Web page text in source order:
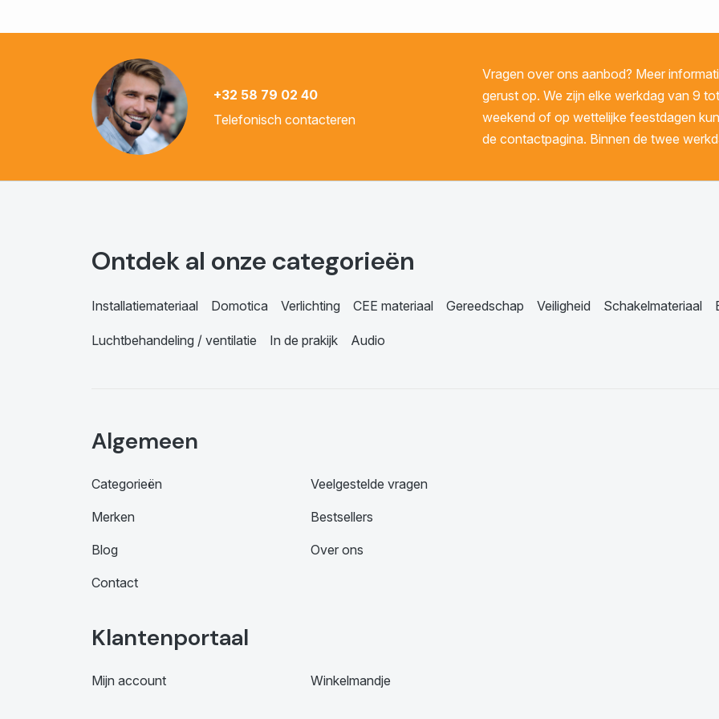
+32 58 79 02 40
Telefonisch contacteren
Vragen over ons aanbod? Meer
gerust op. We zijn elke werkdag van 9
weekend of op wettelijke feestdagen
de contactpagina. Binnen de twee
Ontdek al onze categorieën
Installatiemateriaal Domotica Verlichting CEE materiaal Gereedschap Veiligheid Schakelmateriaal
Luchtbehandeling / ventilatie In de prakijk Audio
Algemeen
Categorieën Veelgestelde vragen
Merken Bestsellers
Blog Over ons
Contact
Klantenportaal
Mijn account Winkelmandje